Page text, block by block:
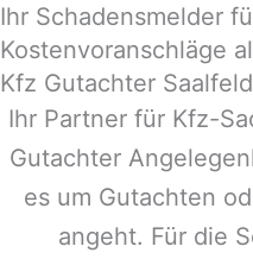
Ihr Schadensmelder
Kostenvoranschläge
Kfz Gutachter Saalfeld
Ihr Partner für Kfz-
Gutachter
es um Gutachten
angeht. Für die